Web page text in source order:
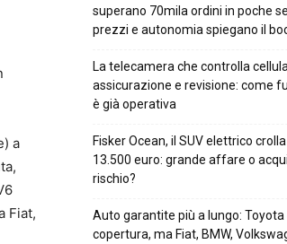
a
Fiat,
superano 70mila ordini in poche
prezzi e autonomia spiegano il
La telecamera che controlla
assicurazione e revisione: come
è già operativa
Fisker Ocean, il SUV elettrico
13.500 euro: grande affare o
rischio?
Auto garantite più a lungo: Toyota
copertura, ma Fiat, BMW,